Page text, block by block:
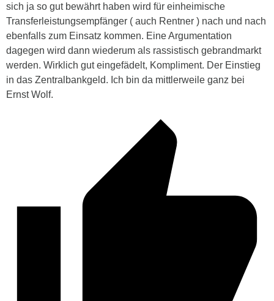
sich ja so gut bewährt haben wird für einheimische
Transferleistungsempfänger ( auch Rentner ) nach und nach
ebenfalls zum Einsatz kommen. Eine Argumentation
dagegen wird dann wiederum als rassistisch gebrandmarkt
werden. Wirklich gut eingefädelt, Kompliment. Der Einstieg
in das Zentralbankgeld. Ich bin da mittlerweile ganz bei
Ernst Wolf.